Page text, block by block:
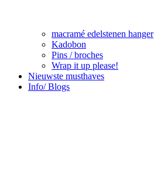
macramé edelstenen hanger
Kadobon
Pins / broches
Wrap it up please!
Nieuwste musthaves
Info/ Blogs